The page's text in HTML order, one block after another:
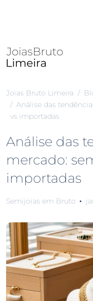
Joias Bruto Limeira
Análise das
vs importadas
Análise das
mercado:
importadas
Semijoias em Bruto